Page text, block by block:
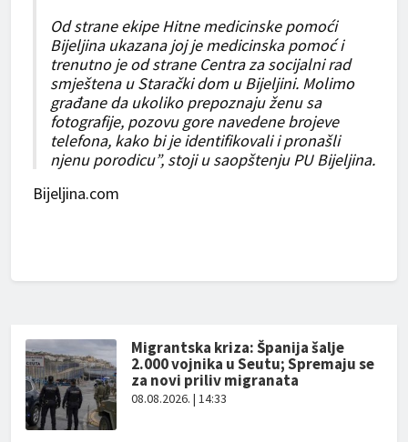
Od strane ekipe Hitne medicinske pomoći
Bijeljina ukazana joj je medicinska pomoć i
trenutno je od strane Centra za socijalni rad
smještena u Starački dom u Bijeljini. Molimo
građane da ukoliko prepoznaju ženu sa
fotografije, pozovu gore navedene brojeve
telefona, kako bi je identifikovali i pronašli
njenu porodicu”, stoji u saopštenju PU Bijeljina.
Bijeljina.com
Migrantska kriza: Španija šalje
2.000 vojnika u Seutu; Spremaju se
za novi priliv migranata
08.08.2026. | 14:33